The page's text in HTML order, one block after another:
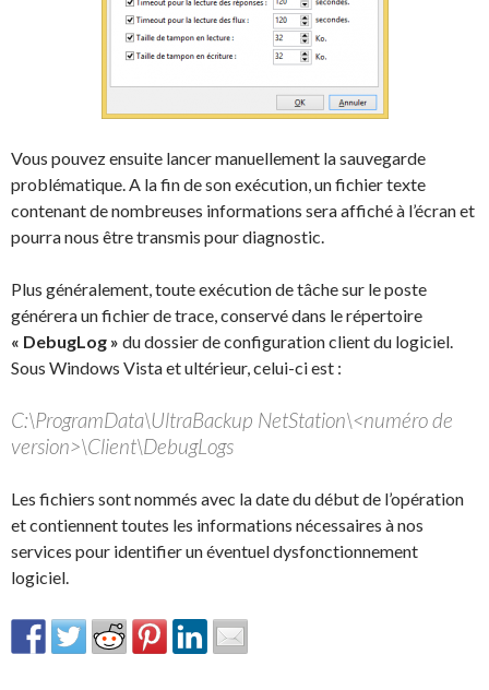
Vous pouvez ensuite lancer manuellement la sauvegarde
problématique. A la fin de son exécution, un fichier texte
contenant de nombreuses informations sera affiché à l’écran et
pourra nous être transmis pour diagnostic.
Plus généralement, toute exécution de tâche sur le poste
générera un fichier de trace, conservé dans le répertoire
« DebugLog » du dossier de configuration client du logiciel.
Sous Windows Vista et ultérieur, celui-ci est :
C:\ProgramData\UltraBackup NetStation\<numéro de
version>\Client\DebugLogs
Les fichiers sont nommés avec la date du début de l’opération
et contiennent toutes les informations nécessaires à nos
services pour identifier un éventuel dysfonctionnement
logiciel.